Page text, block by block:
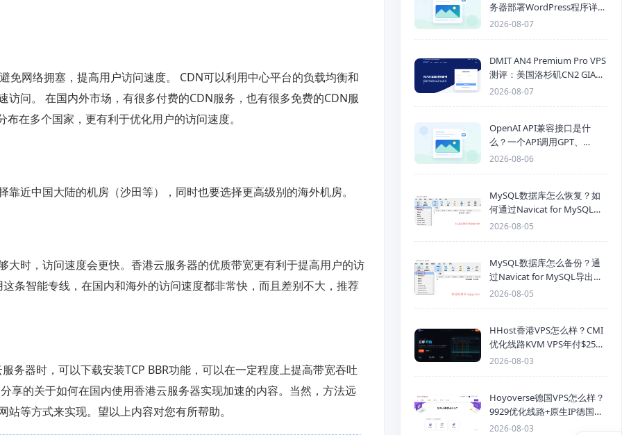
免网络拥塞，提高用户访问速度。 CDN可以利用中心平台的负载均衡和
问。 在国内外市场，有很多付费的CDN服务，也有很多免费的CDN服
在多个国家，更有利于优化用户的访问速度。
近中国大陆的机房（沙田等），同时也要选择更高级别的海外机房。
时，访问速度会更快。香港云服务器的优质带宽更有利于提高用户的访
条智能专线，在国内和海外的访问速度都非常快，而且差别不大，推荐
务器时，可以下载安装TCP BBR功能，可以在一定程度上提高带宽吞吐
享的关于如何在国内使用香港云服务器实现加速的内容。当然，方法远
等方式来实现。望以上内容对您有所帮助。
务器部署WordPress程序详细
步骤
2026-08-07
DMIT AN4 Premium Pro VPS
测评：美国洛杉矶CN2 GIA三
网优化线路性能测试
2026-08-07
OpenAI API兼容接口是什
么？一个API调用GPT、
Claude、Gemini、DeepSeek
2026-08-06
MySQL数据库怎么恢复？如
何通过Navicat for MySQL导
入SQL备份文件
2026-08-05
MySQL数据库怎么备份？通
过Navicat for MySQL导出
Mysql数据库为SQL格式备份
2026-08-05
HHost香港VPS怎么样？CMI
优化线路KVM VPS年付$25
起，4GB内存优惠套餐
2026-08-03
Hoyoverse德国VPS怎么样？
9929优化线路+原生IP德国
KVM VPS推荐
2026-08-03